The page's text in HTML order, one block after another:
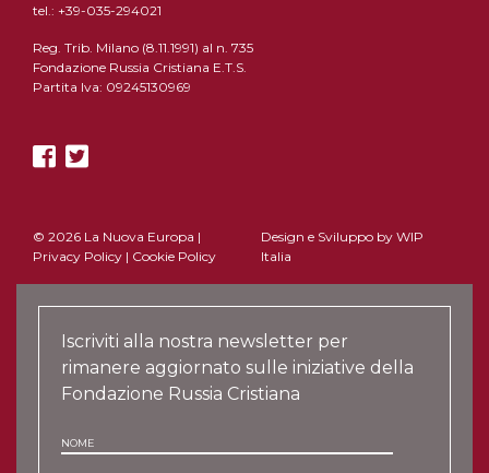
tel.: +39-035-294021
Reg. Trib. Milano (8.11.1991) al n. 735
Fondazione Russia Cristiana E.T.S.
Partita Iva: 09245130969
© 2026 La Nuova Europa |
Privacy Policy | Cookie Policy
Design e Sviluppo by WIP
Italia
Iscriviti alla nostra newsletter per
rimanere aggiornato sulle iniziative della
Fondazione Russia Cristiana
NOME